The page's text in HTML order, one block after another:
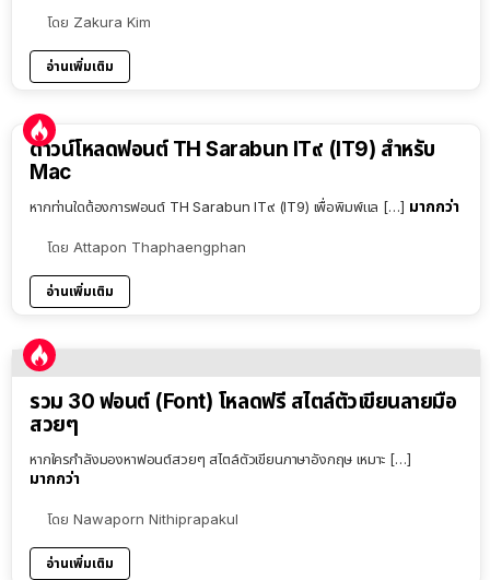
โดย Zakura Kim
อ่านเพิ่มเติม
ดาวน์โหลดฟอนต์ TH Sarabun IT๙ (IT9) สำหรับ
Mac
หากท่านใดต้องการฟอนต์ TH Sarabun IT๙ (IT9) เพื่อพิมพ์แล […] มากกว่า
โดย Attapon Thaphaengphan
อ่านเพิ่มเติม
รวม 30 ฟอนต์ (Font) โหลดฟรี สไตล์ตัวเขียนลายมือ
สวยๆ
หากใครกำลังมองหาฟอนต์สวยๆ สไตล์ตัวเขียนภาษาอังกฤษ เหมาะ […]
มากกว่า
โดย Nawaporn Nithiprapakul
อ่านเพิ่มเติม